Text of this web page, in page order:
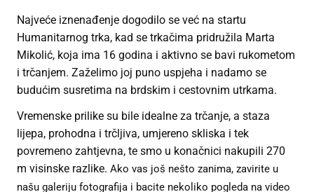
Najveće iznenađenje dogodilo se već na startu
Humanitarnog trka, kad se trkačima pridružila Marta
Mikolić, koja ima 16 godina i aktivno se bavi rukometom
i trčanjem. Zaželimo joj puno uspjeha i nadamo se
budućim susretima na brdskim i cestovnim utrkama.
Vremenske prilike su bile idealne za trčanje, a staza
lijepa, prohodna i trčljiva, umjereno skliska i tek
povremeno zahtjevna, te smo u konačnici nakupili 270
m visinske razlike. Ako vas još nešto zanima, zavirite u
našu galeriju fotografija i bacite nekoliko pogleda na video